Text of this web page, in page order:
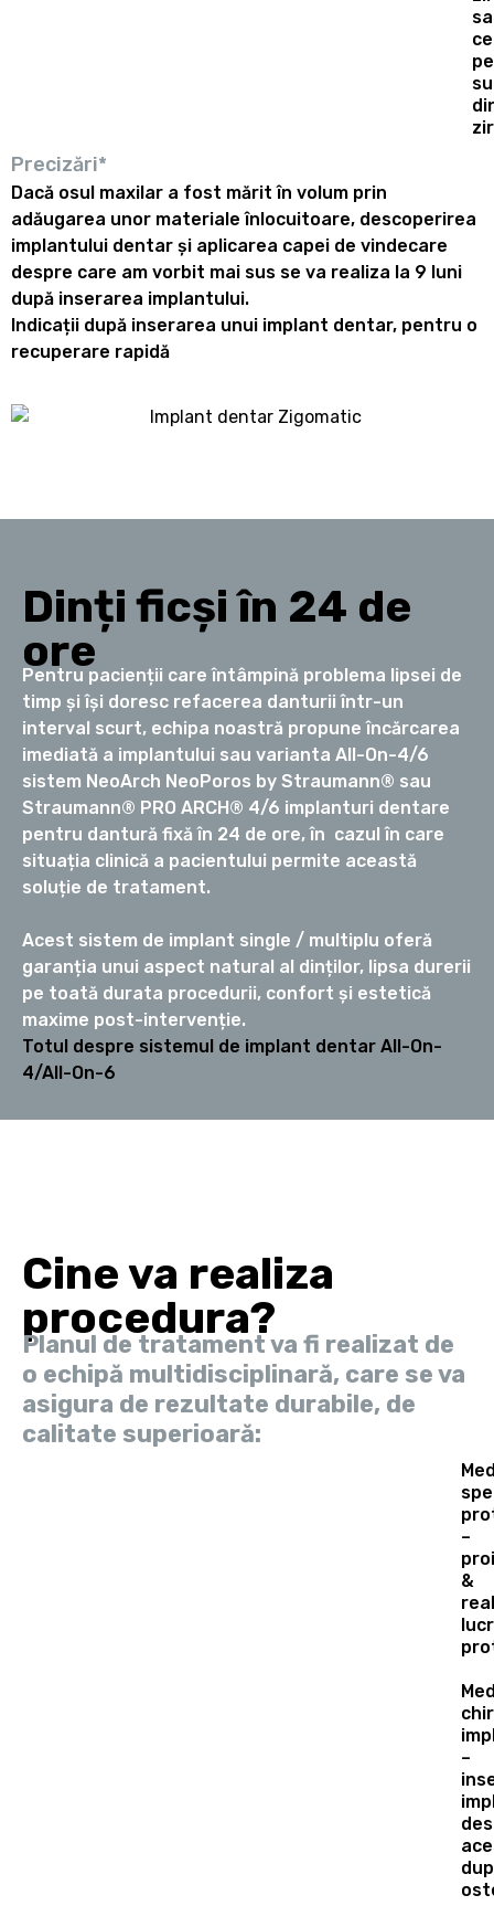
pe
Precizări*
Dacă osul maxilar a fost mărit în volum prin
adăugarea unor materiale înlocuitoare, descoperirea
implantului dentar și aplicarea capei de vindecare
despre care am vorbit mai sus se va realiza la 9 luni
după inserarea implantului.
Indicații după inserarea unui implant dentar, pentru o
recuperare rapidă
Dinți ficși în 24 de
ore
Pentru pacienții care întâmpină problema lipsei de
timp și își doresc refacerea danturii într-un
interval scurt, echipa noastră propune încărcarea
imediată a implantului sau varianta All-On-4/6
sistem NeoArch NeoPoros by Straumann® sau
Straumann® PRO ARCH® 4/6 implanturi dentare
pentru dantură fixă în 24 de ore, în cazul în care
situația clinică a pacientului permite această
soluție de tratament.
Acest sistem de implant single / multiplu oferă
garanția unui aspect natural al dinților, lipsa durerii
pe toată durata procedurii, confort și estetică
maxime post-intervenție.
Totul despre sistemul de implant dentar All-On-
4/All-On-6
Cine va realiza
procedura?
Planul de tratament va fi realizat de
o echipă multidisciplinară, care se va
asigura de rezultate durabile, de
calitate superioară:
–
&
–